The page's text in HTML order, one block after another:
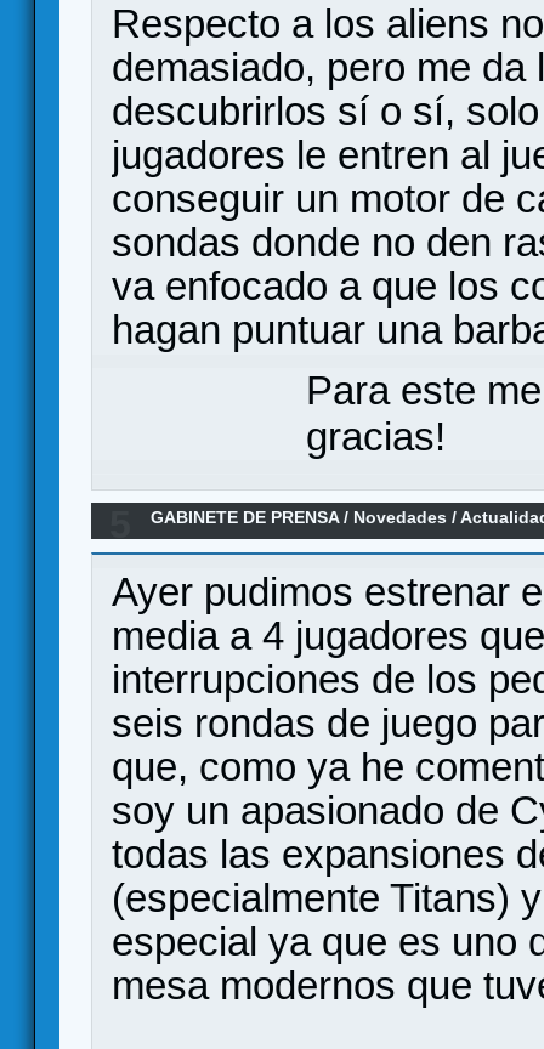
Respecto a los aliens
demasiado, pero me
descubrirlos sí o sí,
jugadores le entren al
conseguir un motor de
sondas donde no den
va enfocado a que los
hagan puntuar una
Para este
gracias!
GABINETE DE PRENSA/ Novedades /
Ayer pudimos estrenar
media a 4 jugadores
interrupciones de los
seis rondas de juego
que, como ya he
soy un apasionado de
todas las expansiones
(especialmente Titans)
especial ya que es uno
mesa modernos que